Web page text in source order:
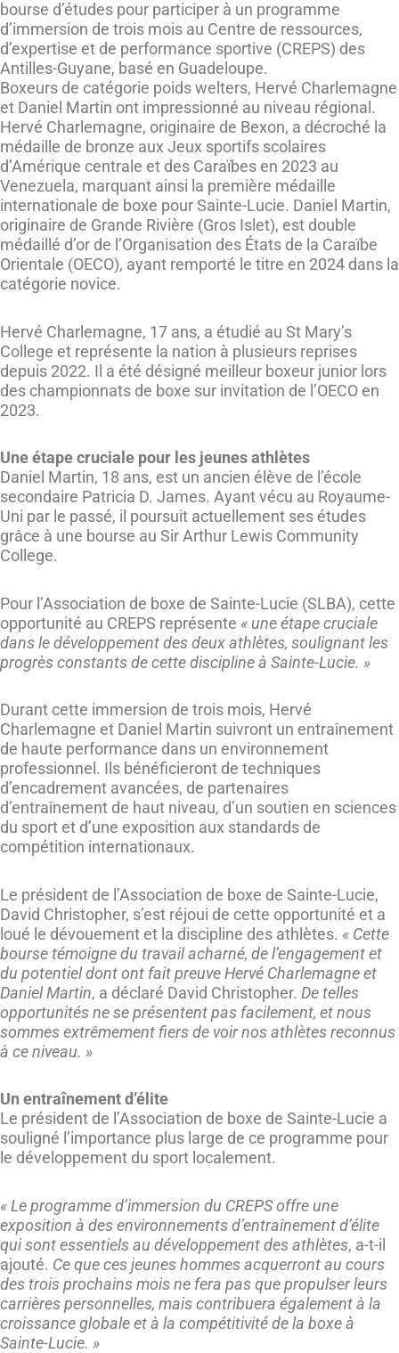
bourse d’études pour participer à un programme
d’immersion de trois mois au Centre de ressources,
d’expertise et de performance sportive (CREPS) des
Antilles-Guyane, basé en Guadeloupe.
Boxeurs de catégorie poids welters, Hervé Charlemagne
et Daniel Martin ont impressionné au niveau régional.
Hervé Charlemagne, originaire de Bexon, a décroché la
médaille de bronze aux Jeux sportifs scolaires
d’Amérique centrale et des Caraïbes en 2023 au
Venezuela, marquant ainsi la première médaille
internationale de boxe pour Sainte-Lucie. Daniel Martin,
originaire de Grande Rivière (Gros Islet), est double
médaillé d’or de l’Organisation des États de la Caraïbe
Orientale (OECO), ayant remporté le titre en 2024 dans la
catégorie novice.
Hervé Charlemagne, 17 ans, a étudié au St Mary’s
College et représente la nation à plusieurs reprises
depuis 2022. Il a été désigné meilleur boxeur junior lors
des championnats de boxe sur invitation de l’OECO en
2023.
Une étape cruciale pour les jeunes athlètes
Daniel Martin, 18 ans, est un ancien élève de l’école
secondaire Patricia D. James. Ayant vécu au Royaume-
Uni par le passé, il poursuit actuellement ses études
grâce à une bourse au Sir Arthur Lewis Community
College.
Pour l’Association de boxe de Sainte-Lucie (SLBA), cette
opportunité au CREPS représente « une étape cruciale
dans le développement des deux athlètes, soulignant les
progrès constants de cette discipline à Sainte-Lucie. »
Durant cette immersion de trois mois, Hervé
Charlemagne et Daniel Martin suivront un entraînement
de haute performance dans un environnement
professionnel. Ils bénéficieront de techniques
d’encadrement avancées, de partenaires
d’entraînement de haut niveau, d’un soutien en sciences
du sport et d’une exposition aux standards de
compétition internationaux.
Le président de l’Association de boxe de Sainte-Lucie,
David Christopher, s’est réjoui de cette opportunité et a
loué le dévouement et la discipline des athlètes. « Cette
bourse témoigne du travail acharné, de l’engagement et
du potentiel dont ont fait preuve Hervé Charlemagne et
Daniel Martin, a déclaré David Christopher. De telles
opportunités ne se présentent pas facilement, et nous
sommes extrêmement fiers de voir nos athlètes reconnus
à ce niveau. »
Un entraînement d’élite
Le président de l’Association de boxe de Sainte-Lucie a
souligné l’importance plus large de ce programme pour
le développement du sport localement.
« Le programme d’immersion du CREPS offre une
exposition à des environnements d’entraînement d’élite
qui sont essentiels au développement des athlètes, a-t-il
ajouté. Ce que ces jeunes hommes acquerront au cours
des trois prochains mois ne fera pas que propulser leurs
carrières personnelles, mais contribuera également à la
croissance globale et à la compétitivité de la boxe à
Sainte-Lucie. »